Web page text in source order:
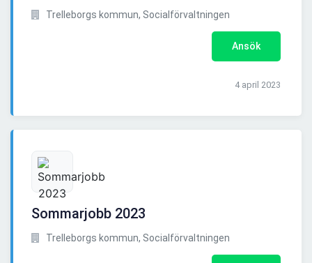
Trelleborgs kommun, Socialförvaltningen
Ansök
4 april 2023
Sommarjobb 2023
Trelleborgs kommun, Socialförvaltningen